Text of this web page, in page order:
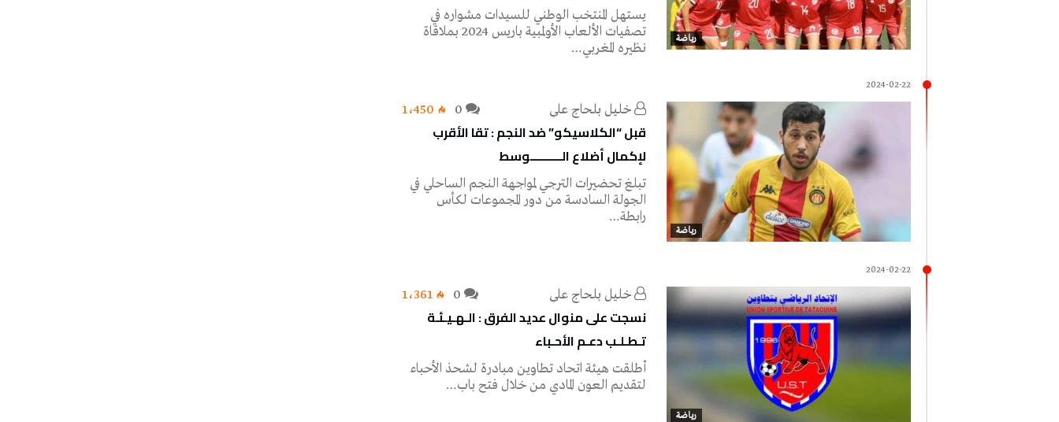
رياضة
يستهل المنتخب الوطني للسيدات مشواره في
تصفيات الألعاب الأولمبية باريس 2024 بملاقاة
نظيره المغربي…
2024-02-22
رياضة
خليل‭ ‬بلحاج‭ ‬علي 1٬450
قبل “الكلاسيكو” ضد النجم : تقا الأقرب
لإكمال أضلاع الــــــــــوسط
تبلغ تحضيرات الترجي لمواجهة النجم الساحلي في
الجولة السادسة من دور المجموعات لكأس
رابطة…
2024-02-22
رياضة
خليل‭ ‬بلحاج‭ ‬علي 1٬361
نسجت على منوال عديد الفرق : الـهـيـئـة
تـطـلـب دعـم الأحـباء
أطلقت هيئة اتحاد تطاوين مبادرة لشحذ الأحباء
لتقديم العون المادي من خلال فتح باب…